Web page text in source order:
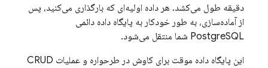
دقیقه طول می‌کشد. هر داده اولیه‌ای که بارگذاری می‌کنید، پس
از آماده‌سازی، به طور خودکار به پایگاه داده دائمی
PostgreSQL شما منتقل می‌شود.
این پایگاه داده موقت برای کاوش در طرحواره و عملیات CRUD